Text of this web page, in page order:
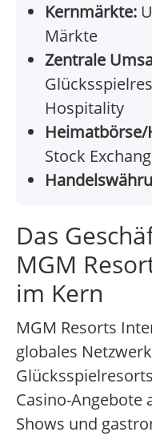
Kernmärkte:
Märkte
Zentrale
Hospitality
Heimatbörse/
Stock
Das
MGM
im Kern
MGM Resorts
globales
Casino-Angebote
Shows und